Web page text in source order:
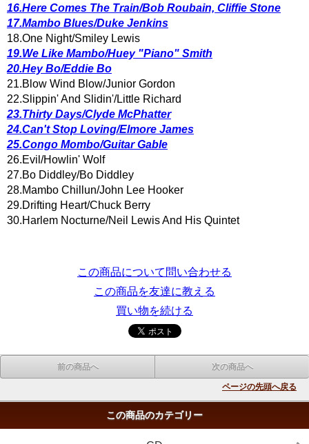
16.Here Comes The Train/Bob Roubain, Cliffie Stone
17.Mambo Blues/Duke Jenkins
18.One Night/Smiley Lewis
19.We Like Mambo/Huey "Piano" Smith
20.Hey Bo/Eddie Bo
21.Blow Wind Blow/Junior Gordon
22.Slippin' And Slidin'/Little Richard
23.Thirty Days/Clyde McPhatter
24.Can't Stop Loving/Elmore James
25.Congo Mombo/Guitar Gable
26.Evil/Howlin' Wolf
27.Bo Diddley/Bo Diddley
28.Mambo Chillun/John Lee Hooker
29.Drifting Heart/Chuck Berry
30.Harlem Nocturne/Neil Lewis And His Quintet
この商品について問い合わせる
この商品を友達に教える
買い物を続ける
前の商品へ 次の商品へ
ページの先頭へ戻る
この商品のカテゴリー